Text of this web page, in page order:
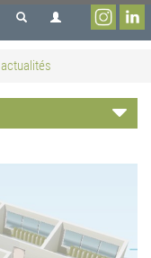
actualités